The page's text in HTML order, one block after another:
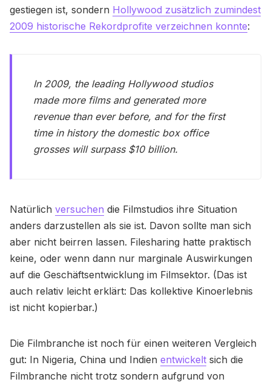
gestiegen ist, sondern Hollywood zusätzlich zumindest
2009 historische Rekordprofite verzeichnen konnte:
In 2009, the leading Hollywood studios
made more films and generated more
revenue than ever before, and for the first
time in history the domestic box office
grosses will surpass $10 billion.
Natürlich versuchen die Filmstudios ihre Situation
anders darzustellen als sie ist. Davon sollte man sich
aber nicht beirren lassen. Filesharing hatte praktisch
keine, oder wenn dann nur marginale Auswirkungen
auf die Geschäftsentwicklung im Filmsektor. (Das ist
auch relativ leicht erklärt: Das kollektive Kinoerlebnis
ist nicht kopierbar.)
Die Filmbranche ist noch für einen weiteren Vergleich
gut: In Nigeria, China und Indien entwickelt sich die
Filmbranche nicht trotz sondern aufgrund von